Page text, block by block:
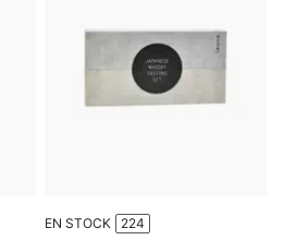
EN STOCK 224